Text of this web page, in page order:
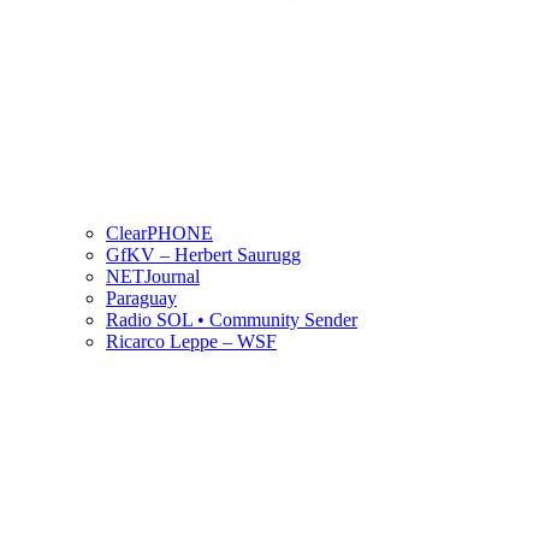
ClearPHONE
GfKV – Herbert Saurugg
NETJournal
Paraguay
Radio SOL • Community Sender
Ricarco Leppe – WSF